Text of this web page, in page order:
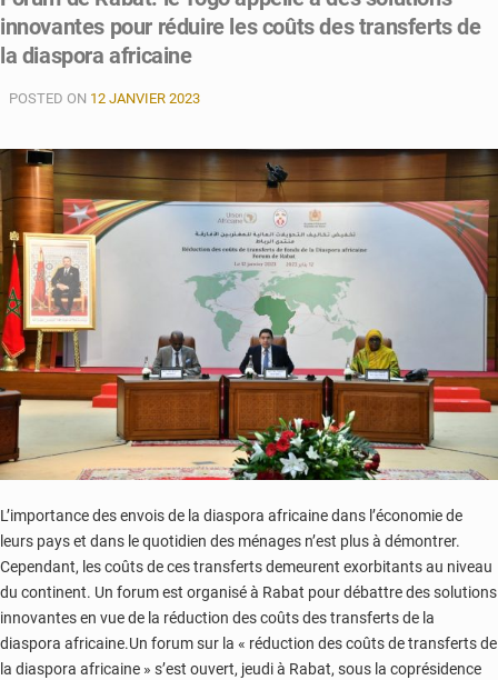
opération
de
migration
illégale
innovantes pour réduire les coûts des transferts de
la diaspora africaine
POSTED ON 12 JANVIER 2023
L’importance des envois de la diaspora africaine dans l’économie de
leurs pays et dans le quotidien des ménages n’est plus à démontrer.
Cependant, les coûts de ces transferts demeurent exorbitants au niveau
du continent. Un forum est organisé à Rabat pour débattre des solutions
innovantes en vue de la réduction des coûts des transferts de la
diaspora africaine.Un forum sur la « réduction des coûts de transferts de
la diaspora africaine » s’est ouvert, jeudi à Rabat, sous la coprésidence